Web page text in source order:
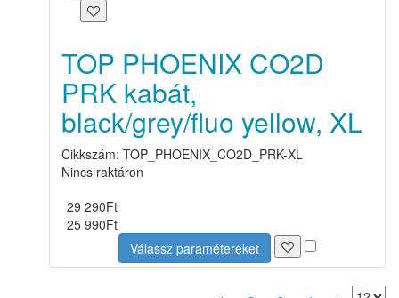
TOP PHOENIX CO2D
PRK kabát,
black/grey/fluo yellow, XL
Cikkszám: TOP_PHOENIX_CO2D_PRK-XL
Nincs raktáron
29 290Ft
25 990Ft
Válassz paramétereket